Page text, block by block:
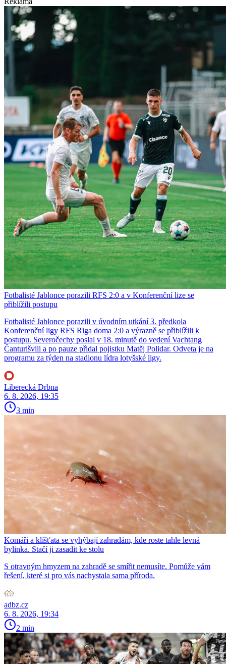
Fotbalisté Jablonce porazili RFS 2:0 a v Konferenční lize se
přiblížili postupu
Fotbalisté Jablonce porazili v úvodním utkání 3. předkola
Konferenční ligy RFS Riga doma 2:0 a výrazně se přiblížili k
postupu. Severočechy poslal v 18. minutě do vedení Vachtang
Čanturišvili a po pauze přidal pojistku Matěj Polidar. Odveta je na
programu za týden na stadionu lídra lotyšské ligy.
Liberecká Drbna
6. 8. 2026, 19:35
3 min
Komáři a klíšťata se vyhýbají zahradám, kde roste tahle levná
bylinka. Stačí ji zasadit ke stolu
S otravným hmyzem na zahradě se smířit nemusíte. Pomůže vám
řešení, které si pro vás nachystala sama příroda.
adbz.cz
6. 8. 2026, 19:34
2 min